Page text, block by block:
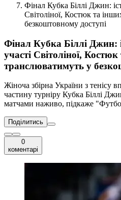
Фінал Кубка Біллі Джин:
Світоліної, Костюк та
безкоштовному доступі
Фінал Кубка Біллі Джин:
участі Світоліної,
транслюватимуть у
Жіноча збірна України з тенісу
частину турніру Кубка Біллі
матчами наживо, підкаже
Поділитись
0
коментарі